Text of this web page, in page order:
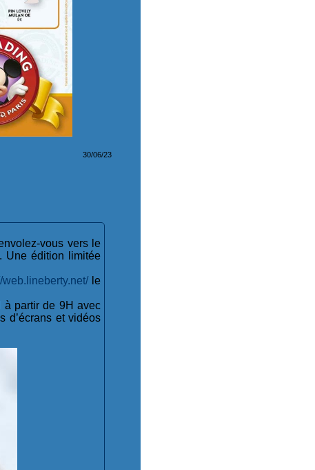
30/06/23
vous vers le
Une édition limitée
web.lineberty.net/le
à partir de 9H avec
d’écrans et vidéos